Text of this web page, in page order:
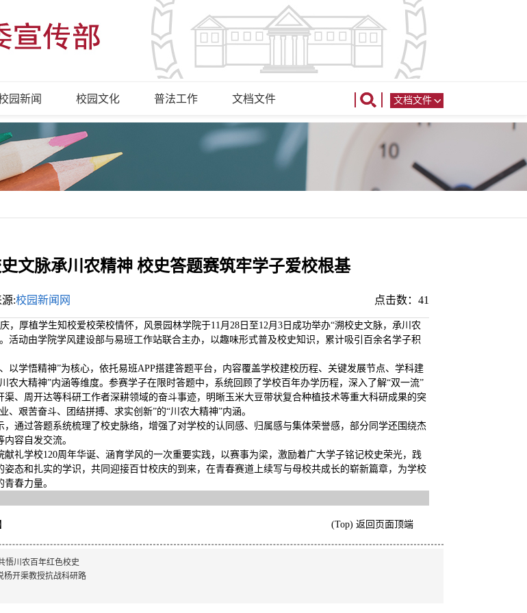
园新闻 校园文化 普法工作 文档文件 文档文件
文脉承川农精神 校史答题赛筑牢学子爱校根基
点击数：41
:校园新闻网
，厚植学生知校爱校荣校情怀，风景园林学院于11月28日至12月3日成功举办“溯校史文脉，承川农
活动由学院学风建设部与易班工作站联合主办，以趣味形式普及校史知识，累计吸引百余名学子积
以学悟精神”为核心，依托易班APP搭建答题平台，内容覆盖学校建校历程、关键发展节点、学科建
农大精神”内涵等维度。参赛学子在限时答题中，系统回顾了学校百年办学历程，深入了解“双一流”
渠、周开达等科研工作者深耕领域的奋斗事迹，明晰玉米大豆带状复合种植技术等重大科研成果的突
、艰苦奋斗、团结拼搏、求实创新”的“川农大精神”内涵。
，通过答题系统梳理了校史脉络，增强了对学校的认同感、归属感与集体荣誉感，部分同学还围绕杰
容自发交流。
献礼学校120周年华诞、涵育学风的一次重要实践，以赛事为梁，激励着广大学子铭记校史荣光，践
姿态和扎实的学识，共同迎接百廿校庆的到来，在青春赛道上续写与母校共成长的崭新篇章，为学校
春力量。
(Top) 返回页面顶端
悟川农百年红色校史
杨开渠教授抗战科研路